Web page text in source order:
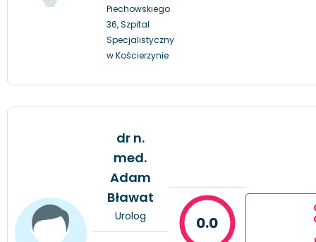
Piechowskiego
36, Szpital
Specjalistyczny
w Kościerzynie
dr n.
med.
Adam
Bławat
Urolog 0.0